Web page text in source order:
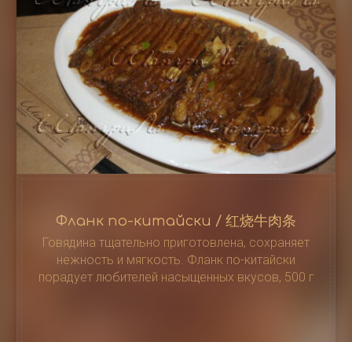
Фланк по-китайски / 红烧牛肉条
Говядина тщательно приготовлена, сохраняет
нежность и мягкость. Фланк по-китайски
порадует любителей насыщенных вкусов, 500 г